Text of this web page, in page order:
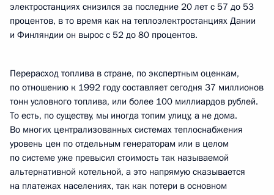
электростанциях снизился за последние 20 лет с 57 до 53
процентов, в то время как на теплоэлектростанциях Дании
и Финляндии он вырос с 52 до 80 процентов.
Перерасход топлива в стране, по экспертным оценкам,
по отношению к 1992 году составляет сегодня 37 миллионов
тонн условного топлива, или более 100 миллиардов рублей.
То есть, по существу, мы иногда топим улицу, а не дома.
Во многих централизованных системах теплоснабжения
уровень цен по отдельным генераторам или в целом
по системе уже превысил стоимость так называемой
альтернативной котельной, а это напрямую сказывается
на платежах населениях, так как потери в основном